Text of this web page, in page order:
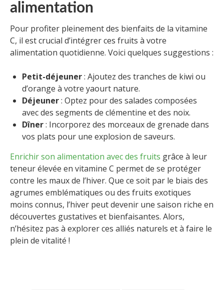
alimentation
Pour profiter pleinement des bienfaits de la vitamine
C, il est crucial d’intégrer ces fruits à votre
alimentation quotidienne. Voici quelques suggestions :
Petit-déjeuner: Ajoutez des tranches de kiwi ou
d’orange à votre yaourt nature.
Déjeuner: Optez pour des salades composées
avec des segments de clémentine et des noix.
Dîner: Incorporez des morceaux de grenade dans
vos plats pour une explosion de saveurs.
Enrichir son alimentation avec des fruits grâce à leur
teneur élevée en vitamine C permet de se protéger
contre les maux de l’hiver. Que ce soit par le biais des
agrumes emblématiques ou des fruits exotiques
moins connus, l’hiver peut devenir une saison riche en
découvertes gustatives et bienfaisantes. Alors,
n’hésitez pas à explorer ces alliés naturels et à faire le
plein de vitalité !